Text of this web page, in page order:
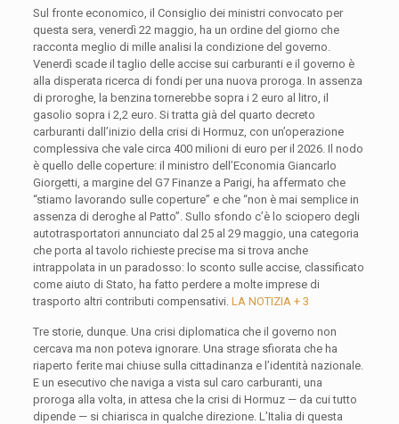
Sul fronte economico, il Consiglio dei ministri convocato per
questa sera, venerdì 22 maggio, ha un ordine del giorno che
racconta meglio di mille analisi la condizione del governo.
Venerdì scade il taglio delle accise sui carburanti e il governo è
alla disperata ricerca di fondi per una nuova proroga. In assenza
di proroghe, la benzina tornerebbe sopra i 2 euro al litro, il
gasolio sopra i 2,2 euro. Si tratta già del quarto decreto
carburanti dall’inizio della crisi di Hormuz, con un’operazione
complessiva che vale circa 400 milioni di euro per il 2026. Il nodo
è quello delle coperture: il ministro dell’Economia Giancarlo
Giorgetti, a margine del G7 Finanze a Parigi, ha affermato che
“stiamo lavorando sulle coperture” e che “non è mai semplice in
assenza di deroghe al Patto”. Sullo sfondo c’è lo sciopero degli
autotrasportatori annunciato dal 25 al 29 maggio, una categoria
che porta al tavolo richieste precise ma si trova anche
intrappolata in un paradosso: lo sconto sulle accise, classificato
come aiuto di Stato, ha fatto perdere a molte imprese di
trasporto altri contributi compensativi. LA NOTIZIA + 3
Tre storie, dunque. Una crisi diplomatica che il governo non
cercava ma non poteva ignorare. Una strage sfiorata che ha
riaperto ferite mai chiuse sulla cittadinanza e l’identità nazionale.
E un esecutivo che naviga a vista sul caro carburanti, una
proroga alla volta, in attesa che la crisi di Hormuz — da cui tutto
dipende — si chiarisca in qualche direzione. L’Italia di questa